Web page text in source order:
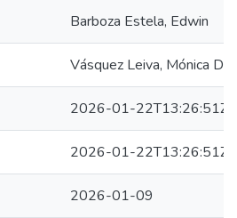
Barboza Estela, Edwin
Vásquez Leiva, Mónica
2026-01-22T13:26:51Z
2026-01-22T13:26:51Z
2026-01-09